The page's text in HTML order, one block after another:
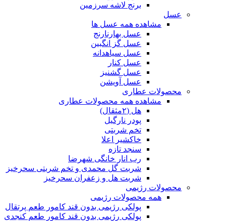
برنج لاشه سرزمین
عسل
مشاهده همه عسل ها
عسل بهارنارنج
عسل گز انگبین
عسل سیاهدانه
عسل کنار
عسل گشنیز
عسل آویشن
محصولات عطاری
مشاهده همه محصولات عطاری
هل (۲مثقال)
پودر نارگیل
تخم شربتی
خاکشیر اعلا
سنجد تازه
رب انار خانگی شهرضا
شربت گل محمدی و تخم شربتی سحرخیز
شربت هل و زعفران سحرخیز
محصولات رژیمی
همه محصولات رژیمی
پولکی رژیمی بدون قند کامور طعم پرتقال
پولکی رژیمی بدون قند کامور طعم کنجدی